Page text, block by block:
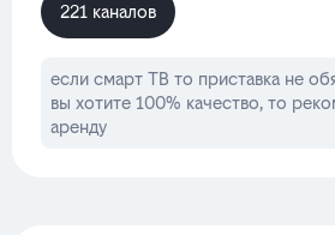
221 каналов
если смарт ТВ то приставка не
вы хотите 100% качество, то
аренду